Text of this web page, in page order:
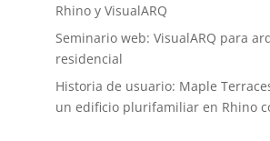
Rhino y VisualARQ
Seminario web: VisualARQ para
residencial
Historia de usuario: Maple
un edificio plurifamiliar en Rhino